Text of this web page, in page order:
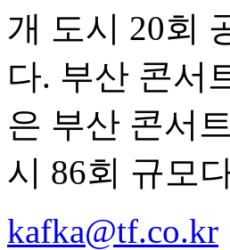
개 도시 20회
다. 부산 콘서
은 부산 콘서
시 86회 규모
kafka@tf.co.kr